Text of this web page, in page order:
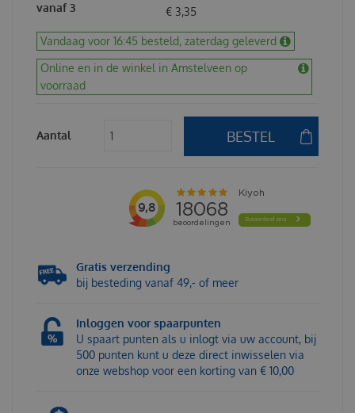
vanaf 3
€ 3,35
Vandaag voor 16:45 besteld, zaterdag geleverd
Online en in de winkel in Amstelveen op
voorraad
Aantal
Gratis verzending
bij besteding vanaf 49,- of meer
Inloggen voor spaarpunten
U spaart punten als u inlogt via uw account, bij
500 punten kunt u deze direct inwisselen via
onze webshop voor een korting van € 10,00